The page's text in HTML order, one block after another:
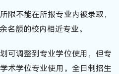
限不能在所报专业内被录取，
名额的校内相近专业。
可调整到专业学位使用，但专
术学位专业使用。全日制招生